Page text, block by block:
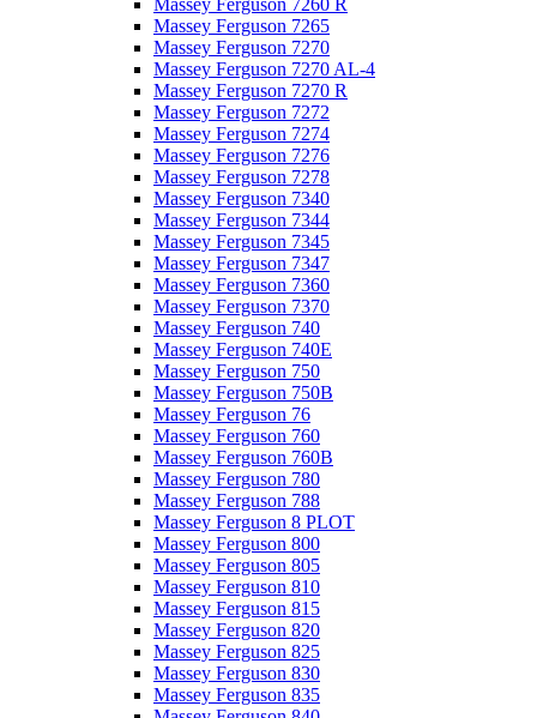
Massey Ferguson 7260 R
Massey Ferguson 7265
Massey Ferguson 7270
Massey Ferguson 7270 AL-4
Massey Ferguson 7270 R
Massey Ferguson 7272
Massey Ferguson 7274
Massey Ferguson 7276
Massey Ferguson 7278
Massey Ferguson 7340
Massey Ferguson 7344
Massey Ferguson 7345
Massey Ferguson 7347
Massey Ferguson 7360
Massey Ferguson 7370
Massey Ferguson 740
Massey Ferguson 740E
Massey Ferguson 750
Massey Ferguson 750B
Massey Ferguson 76
Massey Ferguson 760
Massey Ferguson 760B
Massey Ferguson 780
Massey Ferguson 788
Massey Ferguson 8 PLOT
Massey Ferguson 800
Massey Ferguson 805
Massey Ferguson 810
Massey Ferguson 815
Massey Ferguson 820
Massey Ferguson 825
Massey Ferguson 830
Massey Ferguson 835